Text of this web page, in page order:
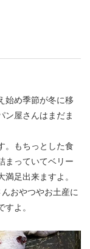
始め季節が冬に移
ン屋さんはまだま
。もちっとした食
まっていてベリー
足出来ますよ。
おやつやお土産に
よ。